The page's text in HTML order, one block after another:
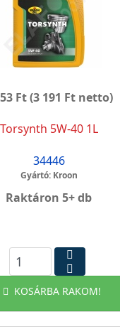
Ft(3 191 Ft netto)
Torsynth 5W-40 1L
34446
Gyártó: Kroon
Raktáron 5+ db
KOSÁRBA RAKOM!